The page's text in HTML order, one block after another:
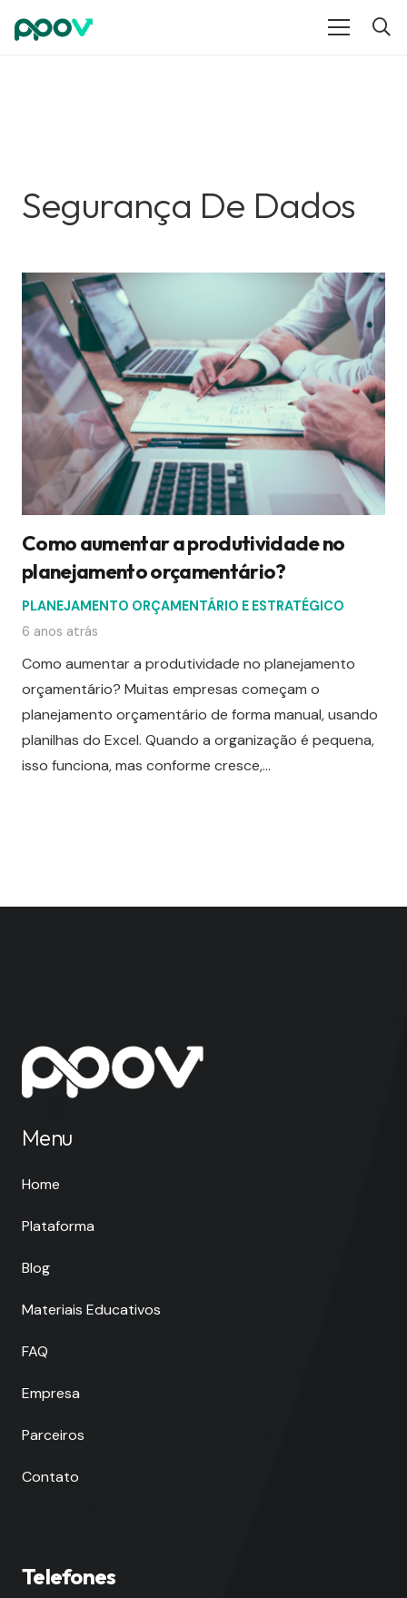
Segurança De Dados
Como aumentar a produtividade no
planejamento orçamentário?
PLANEJAMENTO ORÇAMENTÁRIO E ESTRATÉGICO
6 anos atrás
Como aumentar a produtividade no planejamento
orçamentário? Muitas empresas começam o
planejamento orçamentário de forma manual, usando
planilhas do Excel. Quando a organização é pequena,
isso funciona, mas conforme cresce,…
Menu
Home
Plataforma
Blog
Materiais Educativos
FAQ
Empresa
Parceiros
Contato
Telefones